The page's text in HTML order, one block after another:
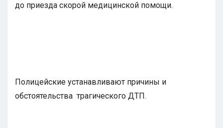
до приезда скорой медицинской помощи.
Полицейские устанавливают причины и
обстоятельства трагического ДТП.